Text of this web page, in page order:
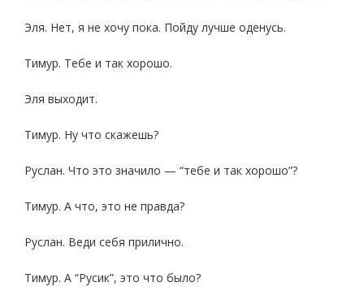
Эля. Нет, я не хочу пока. Пойду лучше оденусь.
Тимур. Тебе и так хорошо.
Эля выходит.
Тимур. Ну что скажешь?
Руслан. Что это значило — “тебе и так хорошо”?
Тимур. А что, это не правда?
Руслан. Веди себя прилично.
Тимур. А “Русик”, это что было?